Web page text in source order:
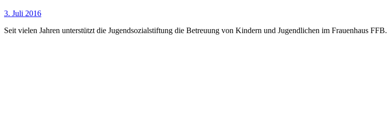
3. Juli 2016
Seit vielen Jahren unterstützt die Jugendsozialstiftung die Betreuung von Kindern und Jugendlichen im Frauenhaus FFB.